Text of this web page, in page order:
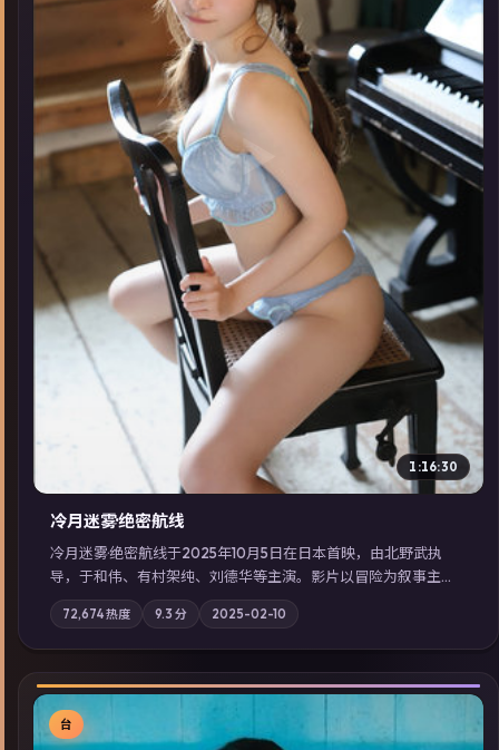
▶
1:16:30
冷月迷雾·绝密航线
冷月迷雾·绝密航线于2025年10月5日在日本首映，由北野武执
导，于和伟、有村架纯、刘德华等主演。影片以冒险为叙事主
轴，记忆碎片重组后，主角发现自己从未活过“真实”的一天；摄
影与配乐强化地域气质；站内亦可通过「国产免费观看高清电视
剧在线看」延展检索同类型高分佳作，畅享高清在线追剧体验。
72,674热度 9.3 分 2025-02-10
台